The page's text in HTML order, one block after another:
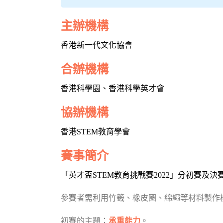
主辦機構
香港新一代文化協會
合辦機構
香港科學園、香港科學英才會
協辦機構
香港STEM教育學會
賽事簡介
「英才盃STEM教育挑戰賽2022」分初賽及決
參賽者需利用竹籤、橡皮圈、綿繩等材料製作
初賽的主題： 承重能力 。